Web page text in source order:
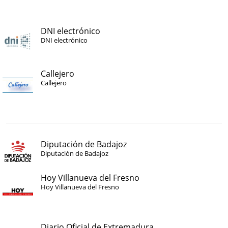
DNI electrónico
DNI electrónico
Callejero
Callejero
Diputación de Badajoz
Diputación de Badajoz
Hoy Villanueva del Fresno
Hoy Villanueva del Fresno